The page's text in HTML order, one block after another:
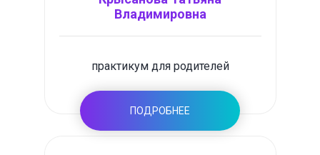
Владимировна
практикум для родителей
ПОДРОБНЕЕ